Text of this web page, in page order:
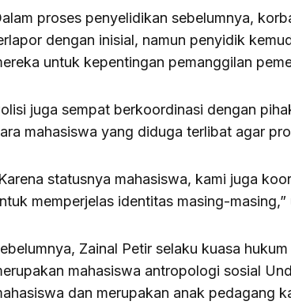
proses penyelidikan sebelumnya,
dengan inisial, namun penyidik
untuk kepentingan pemanggilan
juga sempat berkoordinasi dengan
mahasiswa yang diduga terlibat agar
statusnya mahasiswa, kami juga
memperjelas identitas masing-masing,”
Zainal Petir selaku kuasa
mahasiswa antropologi sosial
dan merupakan anak pedagang